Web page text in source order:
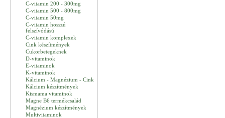
C-vitamin 200 - 300mg
C-vitamin 500 - 800mg
C-vitamin 50mg
C-vitamin hosszú
felszívódású
C-vitamin komplexek
Cink készítmények
Cukorbetegeknek
D-vitaminok
E-vitaminok
K-vitaminok
Kálcium - Magnézium - Cink
Kálcium készítmények
Kismama vitaminok
Magne B6 termékcsalád
Magnézium készítmények
Multivitaminok